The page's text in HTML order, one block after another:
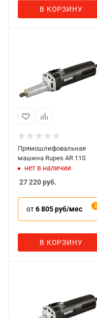
В КОРЗИНУ
Прямошлифовальная
машина Rupes AR 11S
нет в наличии
27 220руб.
от6 805 руб/мес
В КОРЗИНУ